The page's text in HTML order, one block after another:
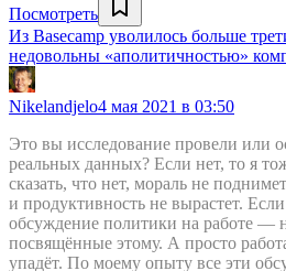
Посмотреть
Из Basecamp уволилось больше
недовольны «аполитичностью»
Nikelandjelo4 мая 2021 в 03:50
Это вы исследование провели или
реальных данных? Если нет, то я
сказать, что нет, мораль не
и продуктивность не вырастет.
обсуждение политики на работе —
посвящённые этому. А просто
упадёт. По моему опыту все эти